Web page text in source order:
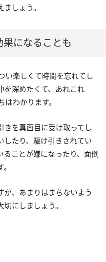
しょう。
になることも
い楽しくて時間を忘れてし
を深めたくて、あれこれ
わかります。
きを真面目に受け取ってし
したり、駆け引きされてい
ることが嫌になったり、面倒
、あまりはまらないよう
にしましょう。